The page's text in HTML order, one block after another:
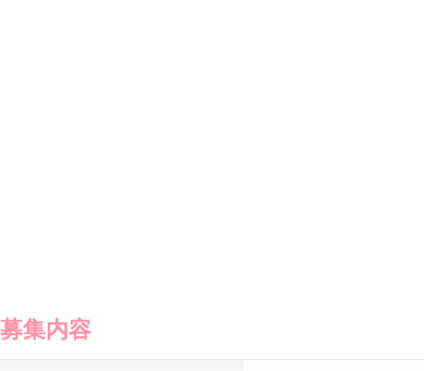
募集内容